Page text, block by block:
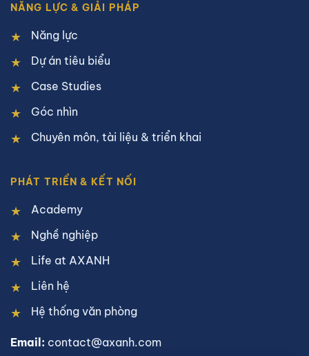
NĂNG LỰC & GIẢI PHÁP
Năng lực
Dự án tiêu biểu
Case Studies
Góc nhìn
Chuyên môn, tài liệu & triển khai
PHÁT TRIỂN & KẾT NỐI
Academy
Nghề nghiệp
Life at AXANH
Liên hệ
Hệ thống văn phòng
Email: contact@axanh.com